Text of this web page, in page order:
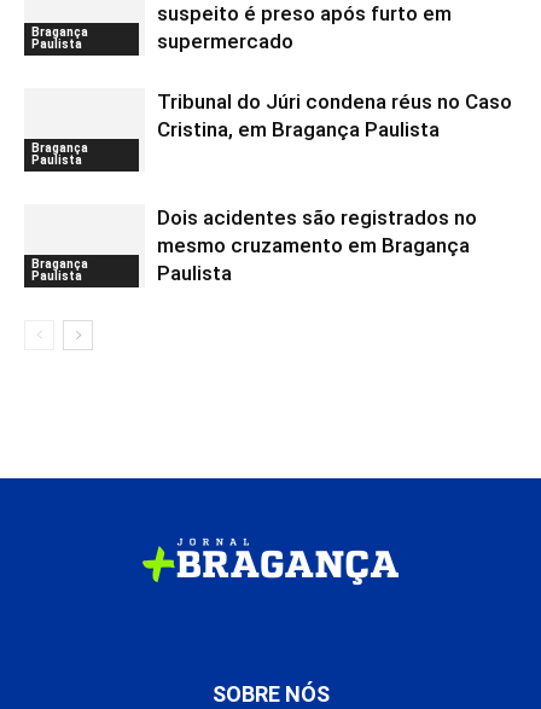
Bragança
Paulista
suspeito é preso após furto em
supermercado
Bragança
Paulista
Tribunal do Júri condena réus no Caso
Cristina, em Bragança Paulista
Bragança
Paulista
Dois acidentes são registrados no
mesmo cruzamento em Bragança
Paulista
SOBRE NÓS